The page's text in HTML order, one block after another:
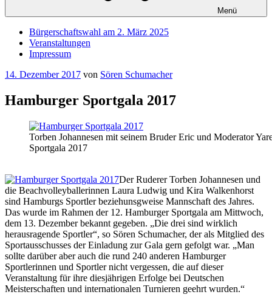
Menü
Bürgerschaftswahl am 2. März 2025
Veranstaltungen
Impressum
Veröffentlicht
14. Dezember 2017 von Sören Schumacher
Hamburger Sportgala 2017
Torben Johannesen mit seinem Bruder Eric und Moderator
Sportgala 2017
Der Ruderer Torben Johannesen und
die Beachvolleyballerinnen Laura Ludwig und Kira Walkenhorst
sind Hamburgs Sportler beziehunsgweise Mannschaft des Jahres.
Das wurde im Rahmen der 12. Hamburger Sportgala am Mittwoch,
dem 13. Dezember bekannt gegeben. „Die drei sind wirklich
herausragende Sportler“, so Sören Schumacher, der als Mitglied des
Sportausschusses der Einladung zur Gala gern gefolgt war. „Man
sollte darüber aber auch die rund 240 anderen Hamburger
Sportlerinnen und Sportler nicht vergessen, die auf dieser
Veranstaltung für ihre diesjährigen Erfolge bei Deutschen
Meisterschaften und internationalen Turnieren geehrt wurden.“